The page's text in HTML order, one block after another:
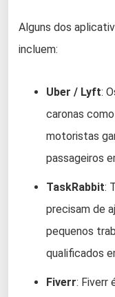
Alguns dos
incluem:
Uber / Lyft:
caronas
motoristas
passageiros
TaskRabbit:
precisam de
pequenos
qualificados
Fiverr: Fiverr